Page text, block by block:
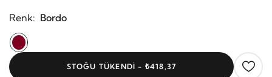
Renk: Bordo
STOĞU TÜKENDI - ₺418,37